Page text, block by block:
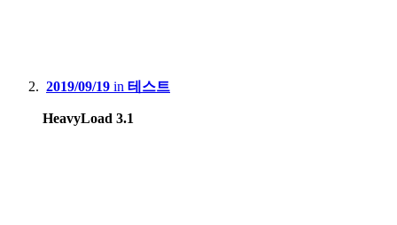
2019/09/19 in 테스트
HeavyLoad 3.1